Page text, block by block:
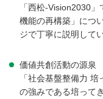
「西松-Vision2030
機能の再構築」につ
ジで丁寧に説明してい
価値共創活動の源泉
「社会基盤整備力
の強みである培って